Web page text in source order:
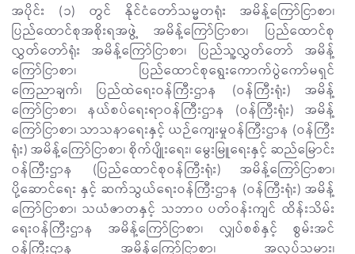
အပိုင်း (၁) တွင် နိုင်ငံတော်သမ္မတရုံး အမိန့်ကြော်ငြာစာ၊
ပြည်ထောင်စုအစိုးရအဖွဲ့ အမိန့်ကြော်ငြာစာ၊ ပြည်ထောင်စု
လွှတ်တော်ရုံး အမိန့်ကြော်ငြာစာ၊ ပြည်သူ့လွှတ်တော် အမိန့်
ကြော်ငြာစာ၊ ပြည်ထောင်စုရွေးကောက်ပွဲကော်မရှင်
ကြေညာချက်၊ ပြည်ထဲရေးဝန်ကြီးဌာန (ဝန်ကြီးရုံး) အမိန့်
ကြော်ငြာစာ၊ နယ်စပ်ရေးရာဝန်ကြီးဌာန (ဝန်ကြီးရုံး) အမိန့်
ကြော်ငြာစာ၊ သာသနာရေးနှင့် ယဉ်ကျေးမှုဝန်ကြီးဌာန (ဝန်ကြီး
ရုံး) အမိန့်ကြော်ငြာစာ၊ စိုက်ပျိုးရေး၊ မွေးမြူရေးနှင့် ဆည်မြောင်း
ဝန်ကြီးဌာန (ပြည်ထောင်စုဝန်ကြီးရုံး) အမိန့်ကြော်ငြာစာ၊
ပို့ဆောင်ရေး နှင့် ဆက်သွယ်ရေးဝန်ကြီးဌာန (ဝန်ကြီးရုံး) အမိန့်
ကြော်ငြာစာ၊ သယံဇာတနှင့် သဘာ၀ ပတ်ဝန်းကျင် ထိန်းသိမ်း
ရေးဝန်ကြီးဌာန အမိန့်ကြော်ငြာစာ၊ လျှပ်စစ်နှင့် စွမ်းအင်
ဝန်ကြီးဌာန အမိန့်ကြော်ငြာစာ၊ အလုပ်သမား၊